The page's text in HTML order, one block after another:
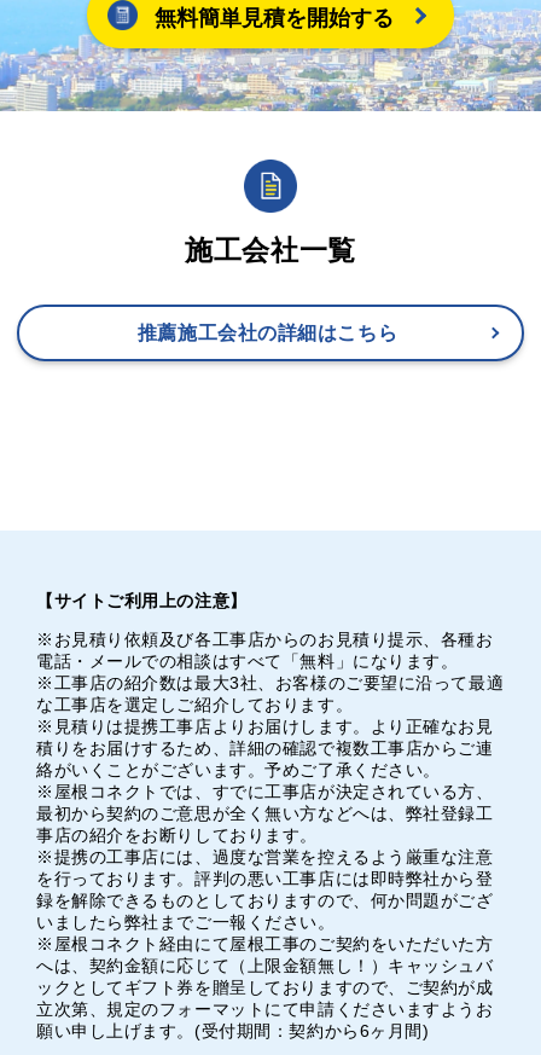
無料簡単見積を開始する
施工会社一覧
推薦施工会社の詳細はこちら
【サイトご利用上の注意】
※お見積り依頼及び各工事店からのお見積り提示、各種お
電話・メールでの相談はすべて「無料」になります。
※工事店の紹介数は最大3社、お客様のご要望に沿って最適
な工事店を選定しご紹介しております。
※見積りは提携工事店よりお届けします。より正確なお見
積りをお届けするため、詳細の確認で複数工事店からご連
絡がいくことがございます。予めご了承ください。
※屋根コネクトでは、すでに工事店が決定されている方、
最初から契約のご意思が全く無い方などへは、弊社登録工
事店の紹介をお断りしております。
※提携の工事店には、過度な営業を控えるよう厳重な注意
を行っております。評判の悪い工事店には即時弊社から登
録を解除できるものとしておりますので、何か問題がござ
いましたら弊社までご一報ください。
※屋根コネクト経由にて屋根工事のご契約をいただいた方
へは、契約金額に応じて（上限金額無し！）キャッシュバ
ックとしてギフト券を贈呈しておりますので、ご契約が成
立次第、規定のフォーマットにて申請くださいますようお
願い申し上げます。(受付期間：契約から6ヶ月間)